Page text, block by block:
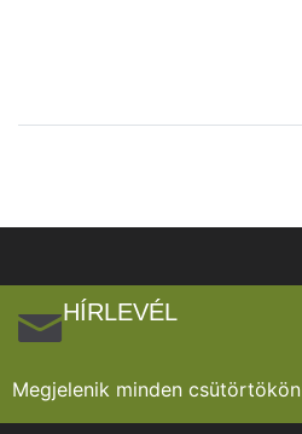
HÍRLEVÉL
Megjelenik minden csütörtökön